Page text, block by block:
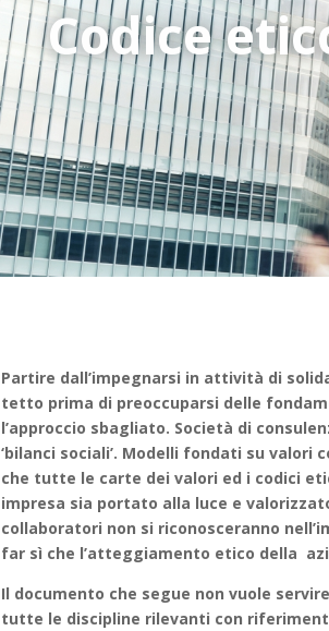
Codice
Partire dall’impegnarsi in attività di
tetto prima di preoccuparsi delle
l’approccio sbagliato. Società di
‘bilanci sociali’. Modelli fondati su
che tutte le carte dei valori ed i codici
impresa sia portato alla luce e
collaboratori non si riconosceranno
far sì che l’atteggiamento etico della
Il documento che segue non vuole
tutte le discipline rilevanti con